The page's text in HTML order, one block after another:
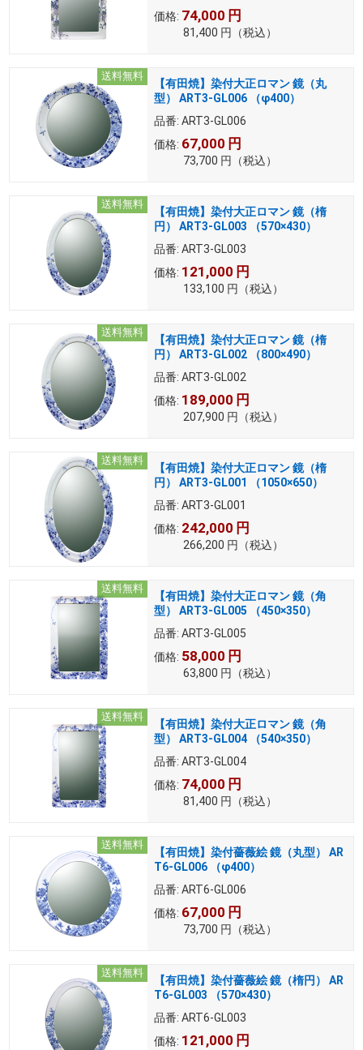
価格: 74,000 円
81,400 円 （税込）
送料無料
【有田焼】染付大正ロマン 鏡（丸
型） ART3-GL006 （φ400）
品番: ART3-GL006
価格: 67,000 円
73,700 円 （税込）
送料無料
【有田焼】染付大正ロマン 鏡（楕
円） ART3-GL003 （570×430）
品番: ART3-GL003
価格: 121,000 円
133,100 円 （税込）
送料無料
【有田焼】染付大正ロマン 鏡（楕
円） ART3-GL002 （800×490）
品番: ART3-GL002
価格: 189,000 円
207,900 円 （税込）
送料無料
【有田焼】染付大正ロマン 鏡（楕
円） ART3-GL001 （1050×650）
品番: ART3-GL001
価格: 242,000 円
266,200 円 （税込）
送料無料
【有田焼】染付大正ロマン 鏡（角
型） ART3-GL005 （450×350）
品番: ART3-GL005
価格: 58,000 円
63,800 円 （税込）
送料無料
【有田焼】染付大正ロマン 鏡（角
型） ART3-GL004 （540×350）
品番: ART3-GL004
価格: 74,000 円
81,400 円 （税込）
送料無料
【有田焼】染付薔薇絵 鏡（丸型） AR
T6-GL006 （φ400）
品番: ART6-GL006
価格: 67,000 円
73,700 円 （税込）
送料無料
【有田焼】染付薔薇絵 鏡（楕円） AR
T6-GL003 （570×430）
品番: ART6-GL003
価格: 121,000 円